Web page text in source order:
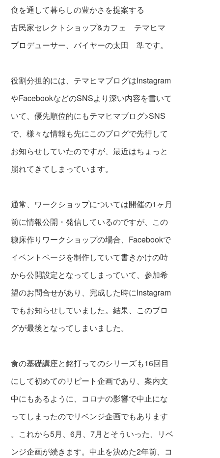
食を通して暮らしの豊かさを提案する
古民家セレクトショップ&カフェ テマヒマ
プロデューサー、バイヤーの太田 準です。
役割分担的には、テマヒマブログはInstagram
やFacebookなどのSNSより深い内容を書いて
いて、優先順位的にもテマヒマブログ>SNS
で、様々な情報も先にこのブログで先行して
お知らせしていたのですが、最近はちょっと
崩れてきてしまっています。
通常、ワークショップについては開催の1ヶ月
前に情報公開・発信しているのですが、この
糠床作りワークショップの場合、Facebookで
イベントページを制作していて書きかけの時
から公開設定となってしまっていて、参加希
望のお問合せがあり、完成した時にInstagram
でもお知らせしていました。結果、このブロ
グが最後となってしまいました。
食の基礎講座と銘打ってのシリーズも16回目
にして初めてのリピート企画であり、案内文
中にもあるように、コロナの影響で中止にな
ってしまったのでリベンジ企画でもあります
。これから5月、6月、7月とそういった、リベ
ンジ企画が続きます。中止を決めた2年前、コ